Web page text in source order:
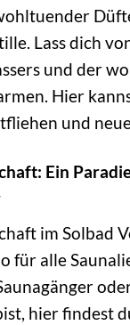
Lass dich
und der
Hier
und
Ein
im Solbad
für alle
hier findest